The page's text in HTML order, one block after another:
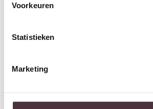
Voorkeuren
Statistieken
Marketing